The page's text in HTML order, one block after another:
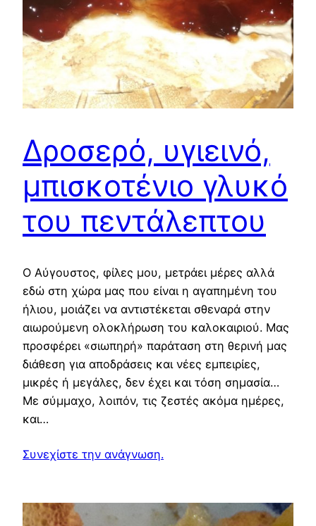
Δροσερό, υγιεινό,
μπισκοτένιο γλυκό
του πεντάλεπτου
Ο Αύγουστος, φίλες μου, μετράει μέρες αλλά
εδώ στη χώρα μας που είναι η αγαπημένη του
ήλιου, μοιάζει να αντιστέκεται σθεναρά στην
αιωρούμενη ολοκλήρωση του καλοκαιριού. Μας
προσφέρει «σιωπηρή» παράταση στη θερινή μας
διάθεση για αποδράσεις και νέες εμπειρίες,
μικρές ή μεγάλες, δεν έχει και τόση σημασία…
Με σύμμαχο, λοιπόν, τις ζεστές ακόμα ημέρες,
και…
Συνεχίστε την ανάγνωση.